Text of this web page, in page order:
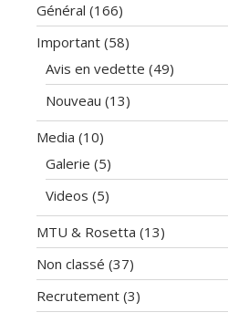
Général (166)
Important (58)
Avis en vedette (49)
Nouveau (13)
Media (10)
Galerie (5)
Videos (5)
MTU & Rosetta (13)
Non classé (37)
Recrutement (3)